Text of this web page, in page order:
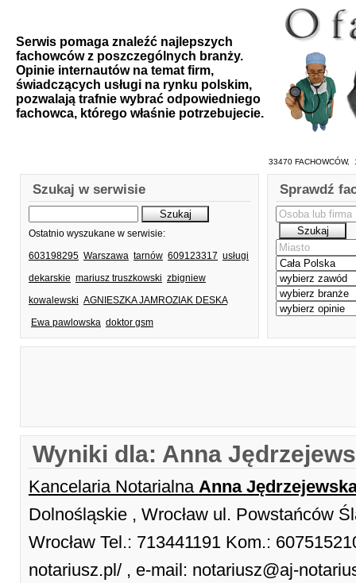
Serwis pomaga znaleźć najlepszych
fachowców z poszczególnych branży.
Opinie internautów na temat firm,
świadczących usługi na rynku polskim,
pozwalają trafnie wybrać odpowiedniego
fachowca, którego właśnie potrzebujecie.
33470
Szukaj w serwisie
Ostatnio wyszukane w serwisie:
603198295 Warszawa tarnów 609123317 usługi
dekarskie mariusz truszkowski zbigniew
kowalewski AGNIESZKA JAMROZIAK DESKA
Ewa pawlowska doktor gsm
Sprawdź
Wyniki dla: Anna
Kancelaria Notarialna Anna
Dolnośląskie , Wrocław ul. Powstańców
Wrocław Tel.: 713441191 Kom.:
notariusz.pl/ , e-mail: notariusz@aj-